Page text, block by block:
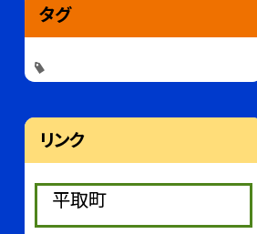
タグ
リンク
平取町